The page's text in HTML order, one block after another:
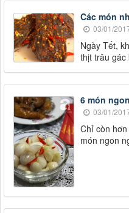
Các món
03/01/
Ngày Tết,
thịt trâu
6 món
03/01/
Chỉ còn
món ngon